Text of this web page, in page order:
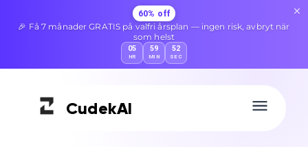
60% off
🎉 Få 7 månader GRATIS på valfri årsplan — ingen risk, avbryt när
som helst
05
HR
59
MIN
51
SEC
CudekAI